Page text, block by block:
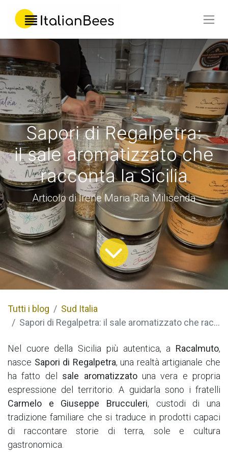
Sapori di Regalpetra:
il sale aromatizzato che
racconta la Sicilia
Articolo di Irene Maria Rita Milisenda
Tutti i blog
Sud Italia
Sapori di Regalpetra: il sale aromatizzato che racconta la Sicilia
Nel cuore della Sicilia più autentica, a Racalmuto,
nasce Sapori di Regalpetra, una realtà artigianale che
ha fatto del sale aromatizzatouna vera e propria
espressione del territorio. A guidarla sono i fratelli
Carmelo e Giuseppe Brucculeri, custodi di una
tradizione familiare che si traduce in prodotti capaci
di raccontare storie di terra, sole e cultura
gastronomica.